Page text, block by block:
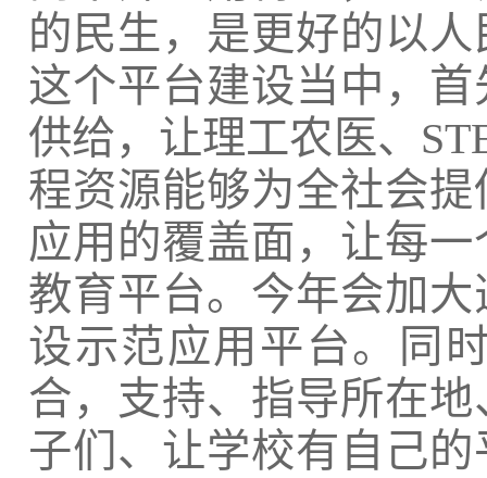
的民生，是更好的以
这个平台建设当中，
供给，让理工农医、
程资源能够为全社会
应用的覆盖面，让每
教育平台。今年会加
设示范应用平台。同
合，支持、指导所在
子们、让学校有自己